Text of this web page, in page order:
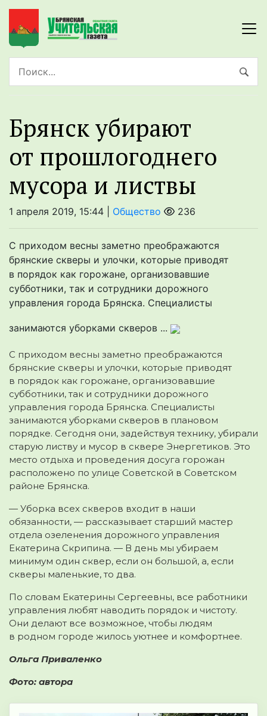
Брянск убирают
от прошлогоднего
мусора и листвы
1 апреля 2019, 15:44 | Общество 236
С приходом весны заметно преображаются
брянские скверы и улочки, которые приводят
в порядок как горожане, организовавшие
субботники, так и сотрудники дорожного
управления города Брянска. Специалисты
занимаются уборками скверов ...
С приходом весны заметно преображаются
брянские скверы и улочки, которые приводят
в порядок как горожане, организовавшие
субботники, так и сотрудники дорожного
управления города Брянска. Специалисты
занимаются уборками скверов в плановом
порядке. Сегодня они, задействуя технику, убирали
старую листву и мусор в сквере Энергетиков. Это
место отдыха и проведения досуга горожан
расположено по улице Советской в Советском
районе Брянска.
— Уборка всех скверов входит в наши
обязанности, — рассказывает старший мастер
отдела озеленения дорожного управления
Екатерина Скрипина. — В день мы убираем
минимум один сквер, если он большой, а, если
скверы маленькие, то два.
По словам Екатерины Сергеевны, все работники
управления любят наводить порядок и чистоту.
Они делают все возможное, чтобы людям
в родном городе жилось уютнее и комфортнее.
Ольга Приваленко
Фото: автора